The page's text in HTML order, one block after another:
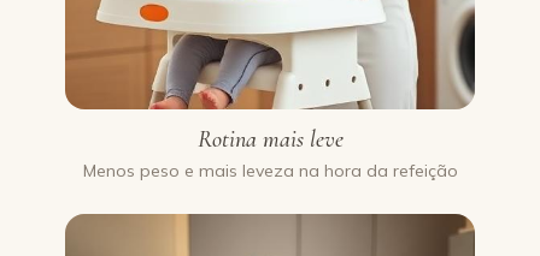
Rotina mais leve
Menos peso e mais leveza na hora da refeição